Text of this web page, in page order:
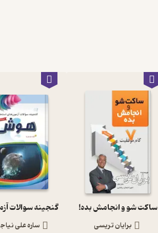
ساکت شو و انجامش بده!
برایان تریسی
ساره علی نیا